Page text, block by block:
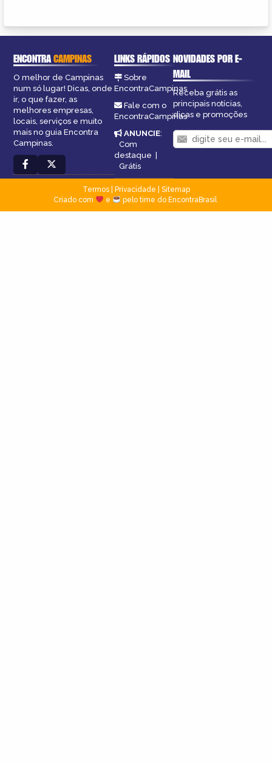
ENCONTRACAMPINAS
O melhor de Campinas
num só lugar! Dicas, onde
ir, o que fazer, as
melhores empresas,
locais, serviços e muito
mais no guia Encontra
Campinas.
LINKS RÁPIDOS
Sobre
EncontraCampinas
Fale com o
EncontraCampinas
ANUNCIE:
Com
destaque |
Grátis
NOVIDADES POR E-
MAIL
Receba grátis as
principais notícias,
dicas e promoções
Termos| Privacidade
Sitemap
Criado com
e pelo time do EncontraBrasil